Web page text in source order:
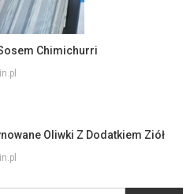
Chimichurri
Oliwki Z Dodatkiem Ziół